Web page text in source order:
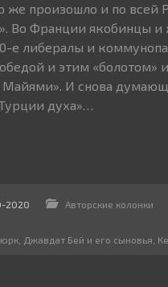
же произошло и по всей
Во Франции якобинцы и
е либералы и
и этим «болотом»
Майями». И снова
духа»…
2020 Авторские колонки
Джавдат Бей и его сыновья